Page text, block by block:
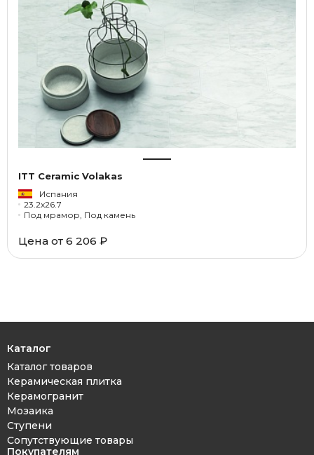
ITT Ceramic Volakas
Испания
23.2x26.7
Под мрамор, Под камень
Цена от 6 206 ₽
Каталог
Каталог товаров
Керамическая плитка
Керамогранит
Мозаика
Ступени
Сопутствующие товары
Покупателям